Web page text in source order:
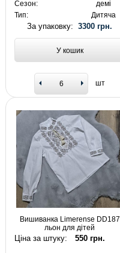
Сезон:
демі
Тип:
Дитяча
За упаковку:3300 грн.
У кошик
шт
Вишиванка Limerense DD187
льон для дітей
Ціна за штуку: 550 грн.